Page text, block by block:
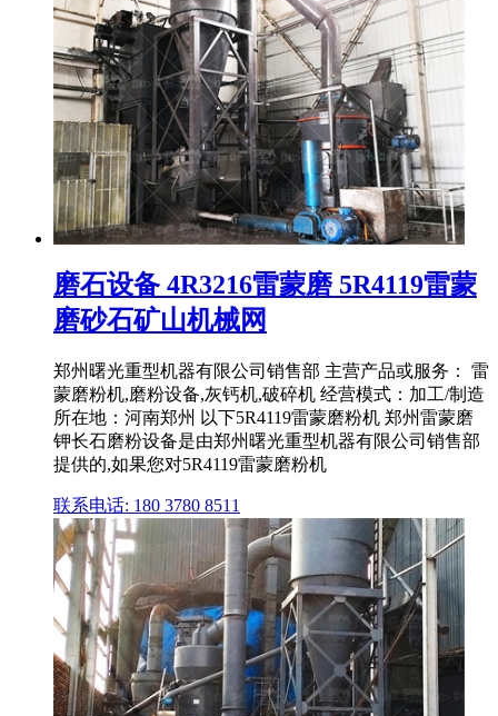
磨石设备 4R3216雷蒙磨 5R4119雷蒙
磨砂石矿山机械网
郑州曙光重型机器有限公司销售部 主营产品或服务： 雷
蒙磨粉机,磨粉设备,灰钙机,破碎机 经营模式：加工/制造
所在地：河南郑州 以下5R4119雷蒙磨粉机 郑州雷蒙磨
钾长石磨粉设备是由郑州曙光重型机器有限公司销售部
提供的,如果您对5R4119雷蒙磨粉机
联系电话: 180 3780 8511